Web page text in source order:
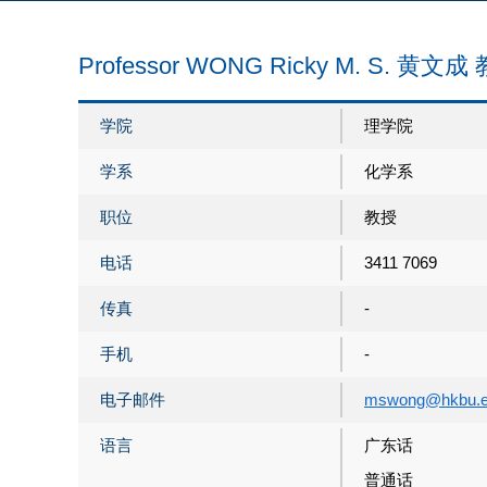
Professor WONG Ricky M. S. 黄文成
学院 理学院
学系 化学系
职位 教授
电话 3411 7069
传真 -
手机 -
电子邮件
语言
广东话
普通话